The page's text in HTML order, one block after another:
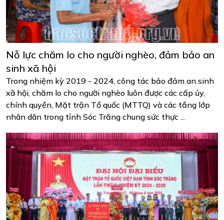
Nỗ lực chăm lo cho người nghèo, đảm bảo an
sinh xã hội
Trong nhiệm kỳ 2019 - 2024, công tác bảo đảm an sinh
xã hội, chăm lo cho người nghèo luôn được các cấp ủy,
chính quyền, Mặt trận Tổ quốc (MTTQ) và các tầng lớp
nhân dân trong tỉnh Sóc Trăng chung sức thực ...